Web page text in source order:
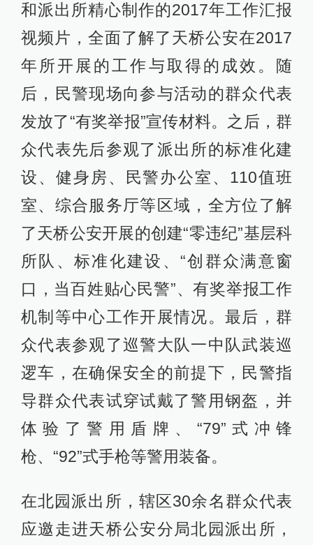
和派出所精心制作的2017年工作汇报
视频片，全面了解了天桥公安在2017
年所开展的工作与取得的成效。随
后，民警现场向参与活动的群众代表
发放了“有奖举报”宣传材料。之后，群
众代表先后参观了派出所的标准化建
设、健身房、民警办公室、110值班
室、综合服务厅等区域，全方位了解
了天桥公安开展的创建“零违纪”基层科
所队、标准化建设、“创群众满意窗
口，当百姓贴心民警”、有奖举报工作
机制等中心工作开展情况。最后，群
众代表参观了巡警大队一中队武装巡
逻车，在确保安全的前提下，民警指
导群众代表试穿试戴了警用钢盔，并
体验了警用盾牌、“79”式冲锋
枪、“92”式手枪等警用装备。
在北园派出所，辖区30余名群众代表
应邀走进天桥公安分局北园派出所，